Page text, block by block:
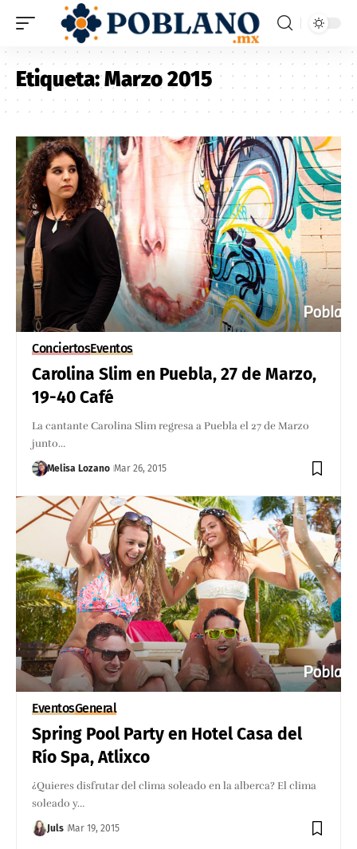
Etiqueta:Marzo 2015
ConciertosEventos
Carolina Slim en Puebla, 27 de Marzo,
19-40 Café
La cantante Carolina Slim regresa a Puebla el 27 de Marzo
junto…
Melisa Lozano Mar 26, 2015
EventosGeneral
Spring Pool Party en Hotel Casa del
Río Spa, Atlixco
¿Quieres disfrutar del clima soleado en la alberca? El clima
soleado y…
Juls Mar 19, 2015